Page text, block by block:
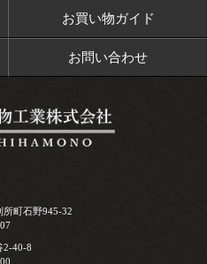
お買い物ガイド
お問い合わせ
町石野945-32
2-40-8